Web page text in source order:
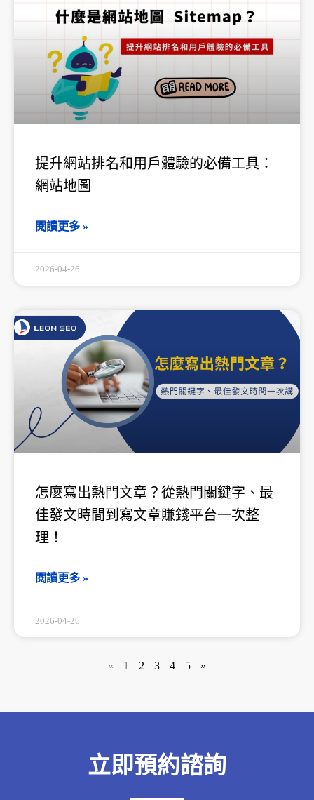
提升網站排名和用戶體驗的必備工具：
網站地圖
閱讀更多 »
2026-04-26
怎麼寫出熱門文章？從熱門關鍵字、最
佳發文時間到寫文章賺錢平台一次整
理！
閱讀更多 »
2026-04-26
« 1 2 3 4 5 »
立即預約諮詢